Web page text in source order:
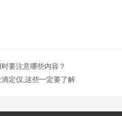
要注意哪些内容？
定仪,这些一定要了解